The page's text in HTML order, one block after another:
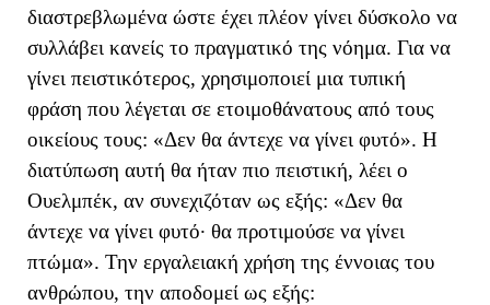
διαστρεβλωμένα ώστε έχει πλέον γίνει δύσκολο να
συλλάβει κανείς το πραγματικό της νόημα. Για να
γίνει πειστικότερος, χρησιμοποιεί μια τυπική
φράση που λέγεται σε ετοιμοθάνατους από τους
οικείους τους: «Δεν θα άντεχε να γίνει φυτό». Η
διατύπωση αυτή θα ήταν πιο πειστική, λέει ο
Ουελμπέκ, αν συνεχιζόταν ως εξής: «Δεν θα
άντεχε να γίνει φυτό· θα προτιμούσε να γίνει
πτώμα». Την εργαλειακή χρήση της έννοιας του
ανθρώπου, την αποδομεί ως εξής: